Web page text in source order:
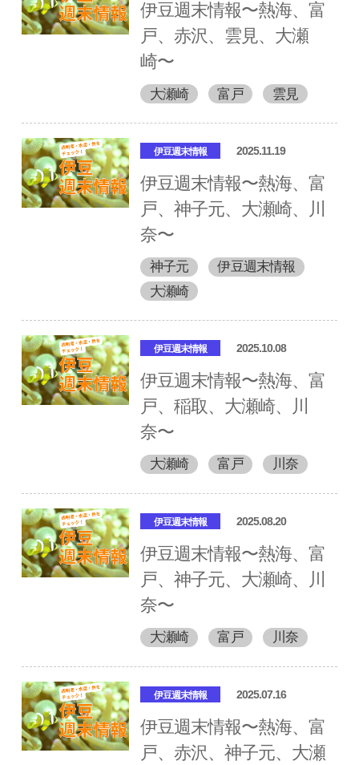
伊豆週末情報〜熱海、富
戸、赤沢、雲見、大瀬
崎〜
大瀬崎 富戸 雲見
伊豆週末情報 2025.11.19
伊豆週末情報〜熱海、富
戸、神子元、大瀬崎、川
奈〜
神子元
伊豆週末情報
大瀬崎
伊豆週末情報 2025.10.08
伊豆週末情報〜熱海、富
戸、稲取、大瀬崎、川
奈〜
大瀬崎 富戸 川奈
伊豆週末情報 2025.08.20
伊豆週末情報〜熱海、富
戸、神子元、大瀬崎、川
奈〜
大瀬崎 富戸 川奈
伊豆週末情報 2025.07.16
伊豆週末情報〜熱海、富
戸、赤沢、神子元、大瀬